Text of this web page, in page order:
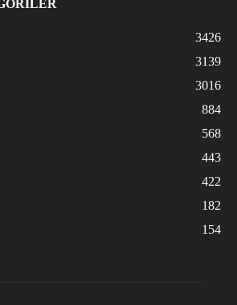
3426
3139
3016
884
568
443
422
182
154